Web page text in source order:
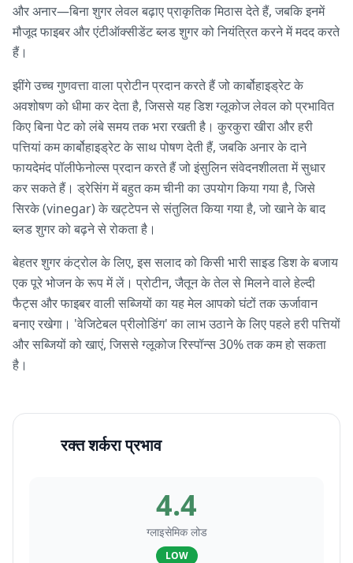
और अनार—बिना शुगर लेवल बढ़ाए प्राकृतिक मिठास देते हैं, जबकि इनमें
मौजूद फाइबर और एंटीऑक्सीडेंट ब्लड शुगर को नियंत्रित करने में मदद करते
हैं।
झींगे उच्च गुणवत्ता वाला प्रोटीन प्रदान करते हैं जो कार्बोहाइड्रेट के
अवशोषण को धीमा कर देता है, जिससे यह डिश ग्लूकोज लेवल को प्रभावित
किए बिना पेट को लंबे समय तक भरा रखती है। कुरकुरा खीरा और हरी
पत्तियां कम कार्बोहाइड्रेट के साथ पोषण देती हैं, जबकि अनार के दाने
फायदेमंद पॉलीफेनोल्स प्रदान करते हैं जो इंसुलिन संवेदनशीलता में सुधार
कर सकते हैं। ड्रेसिंग में बहुत कम चीनी का उपयोग किया गया है, जिसे
सिरके (vinegar) के खट्टेपन से संतुलित किया गया है, जो खाने के बाद
ब्लड शुगर को बढ़ने से रोकता है।
बेहतर शुगर कंट्रोल के लिए, इस सलाद को किसी भारी साइड डिश के बजाय
एक पूरे भोजन के रूप में लें। प्रोटीन, जैतून के तेल से मिलने वाले हेल्दी
फैट्स और फाइबर वाली सब्जियों का यह मेल आपको घंटों तक ऊर्जावान
बनाए रखेगा। 'वेजिटेबल प्रीलोडिंग' का लाभ उठाने के लिए पहले हरी पत्तियों
और सब्जियों को खाएं, जिससे ग्लूकोज रिस्पॉन्स 30% तक कम हो सकता
है।
रक्त शर्करा प्रभाव
4.4
ग्लाइसेमिक लोड
LOW